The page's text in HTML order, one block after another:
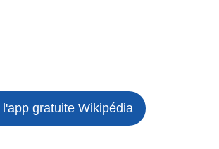
l'app gratuiteWikipédia